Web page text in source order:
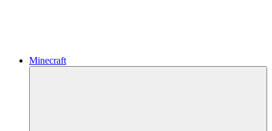
Minecraft